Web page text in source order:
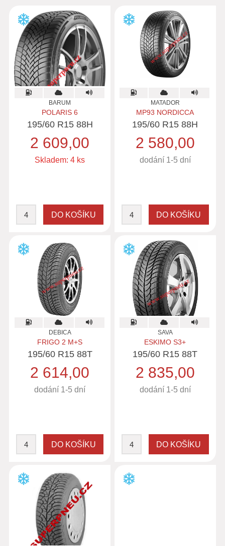
BARUM
POLARIS 6
195/60 R15 88H
2 609,00
Skladem: 4 ks
MATADOR
MP93 NORDICCA
195/60 R15 88H
2 580,00
dodání 1-5 dní
DEBICA
FRIGO 2 M+S
195/60 R15 88T
2 614,00
dodání 1-5 dní
SAVA
ESKIMO S3+
195/60 R15 88T
2 835,00
dodání 1-5 dní